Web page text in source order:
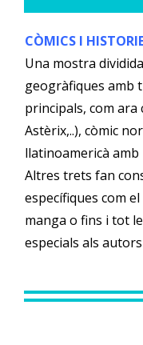
CÒMICS I
Una mostra
geogràfiques amb
principals, com
Astèrix,..), còmic
llatinoamericà amb
Altres trets fan
específiques com
manga o fins i tot
especials als